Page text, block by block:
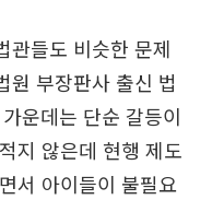
관들도 비슷한 문제
원 부장판사 출신 법
운데는 단순 갈등이
지 않은데 현행 제도
서 아이들이 불필요